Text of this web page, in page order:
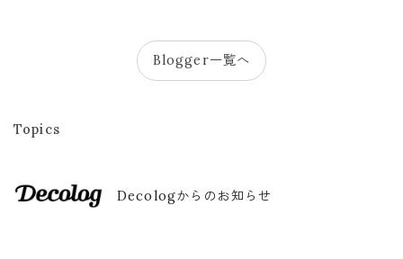
Blogger一覧へ
Topics
Decologからのお知らせ